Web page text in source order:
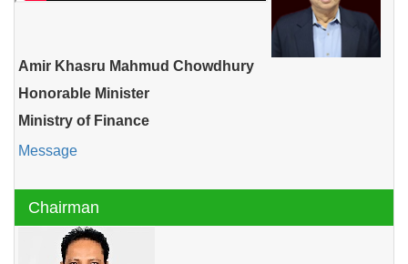
Amir Khasru Mahmud Chowdhury
Honorable Minister
Ministry of Finance
Message
Chairman